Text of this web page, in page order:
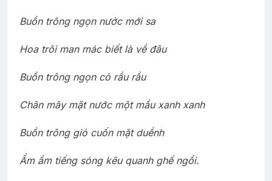
Buồn trông ngọn nước mới sa
Hoa trôi man mác biết là về đâu
Buồn trông ngọn cỏ rầu rầu
Chân mây mặt nước một mầu xanh xanh
Buồn trông gió cuốn mặt duềnh
Ầm ầm tiếng sóng kêu quanh ghế ngồi.